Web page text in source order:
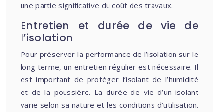
une partie significative du coût des travaux.
Entretien et durée de vie de
l’isolation
Pour préserver la performance de l’isolation sur le
long terme, un entretien régulier est nécessaire. Il
est important de protéger l’isolant de l’humidité
et de la poussière. La durée de vie d’un isolant
varie selon sa nature et les conditions d’utilisation.